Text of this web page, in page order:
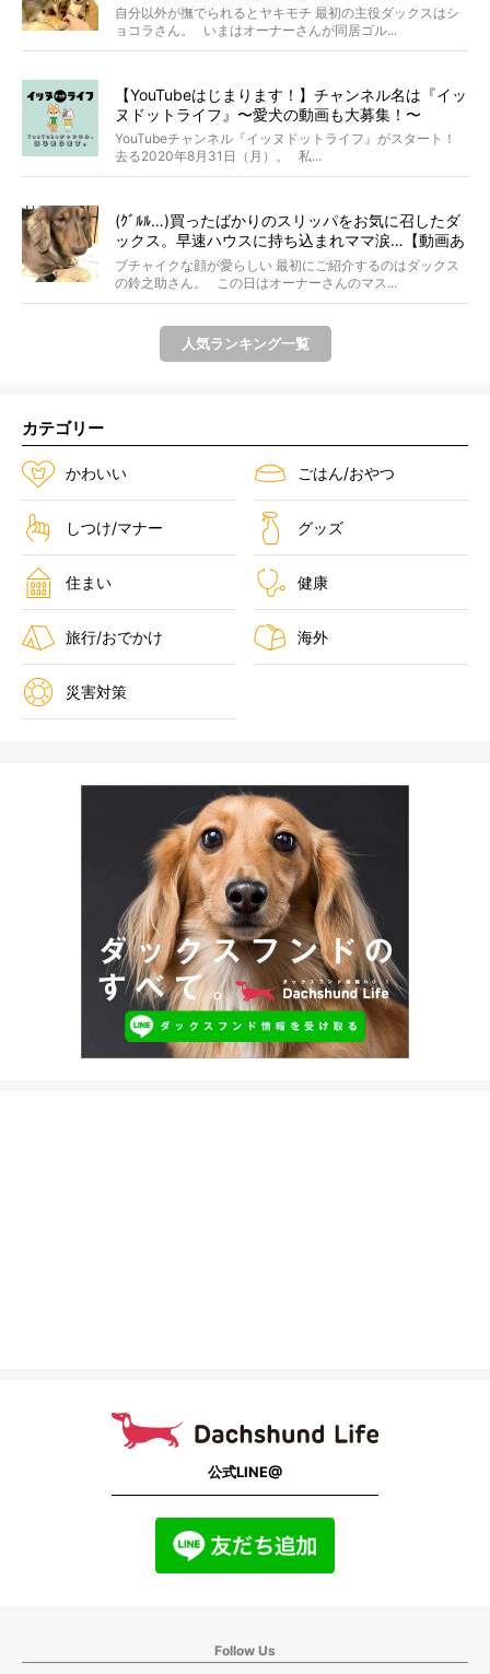
自分以外が撫でられるとヤキモチ 最初の主役ダックスはシ
ョコラさん。 いまはオーナーさんが同居ゴル...
【YouTubeはじまります！】チャンネル名は『イッ
ヌドットライフ』〜愛犬の動画も大募集！〜
YouTubeチャンネル『イッヌドットライフ』がスタート！
去る2020年8月31日（月）。 私...
(ｸﾞﾙﾙ…)買ったばかりのスリッパをお気に召したダ
ックス。早速ハウスに持ち込まれママ涙…【動画あ
り】
ブチャイクな顔が愛らしい 最初にご紹介するのはダックス
の鈴之助さん。 この日はオーナーさんのマス...
人気ランキング一覧
カテゴリー
かわいい ごはん/おやつ
しつけ/マナー グッズ
住まい 健康
旅行/おでかけ 海外
災害対策
公式LINE@
Follow Us